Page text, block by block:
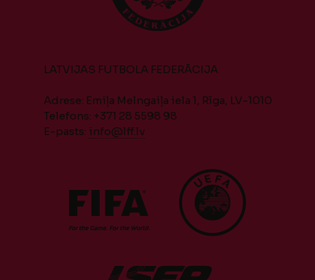
LATVIJAS FUTBOLA FEDERĀCIJA
Adrese: Emiļa Melngaiļa iela 1, Rīga, LV-1010
Telefons: +371 28 5598 98
E-pasts: info@lff.lv